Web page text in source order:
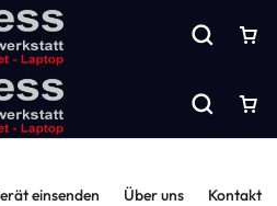
einsenden Über uns Kontakt